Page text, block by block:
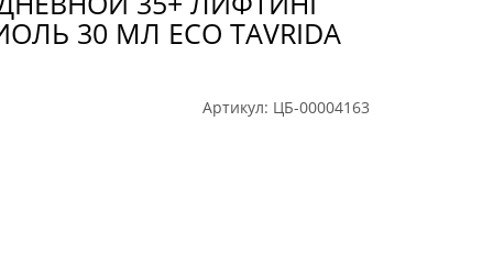
30 МЛ ECO TAVRIDA
Артикул: ЦБ-00004163